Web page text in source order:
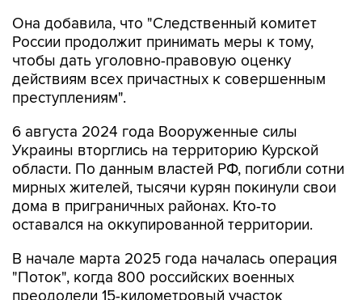
Она добавила, что "Cледственный комитет
России продолжит принимать меры к тому,
чтобы дать уголовно-правовую оценку
действиям всех причастных к совершенным
преступлениям".
6 августа 2024 года Вооруженные силы
Украины вторглись на территорию Курской
области. По данным властей РФ, погибли сотни
мирных жителей, тысячи курян покинули свои
дома в приграничных районах. Кто-то
оставался на оккупированной территории.
В начале марта 2025 года началась операция
"Поток", когда 800 российских военных